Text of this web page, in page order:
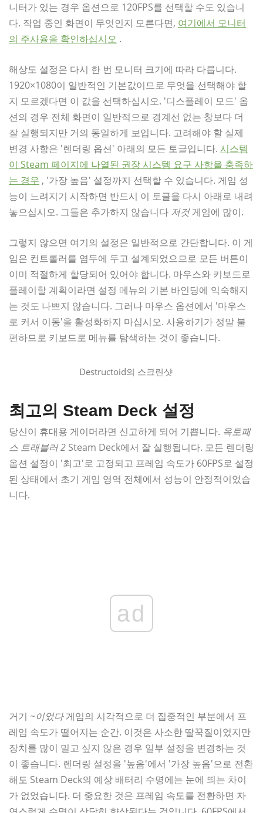
니터가 있는 경우 옵션으로 120FPS를 선택할 수도 있습니
다. 작업 중인 화면이 무엇인지 모른다면, 여기에서 모니터
의 주사율을 확인하십시오 .
해상도 설정은 다시 한 번 모니터 크기에 따라 다릅니다.
1920×1080이 일반적인 기본값이므로 무엇을 선택해야 할
지 모르겠다면 이 값을 선택하십시오. '디스플레이 모드' 옵
션의 경우 전체 화면이 일반적으로 경계선 없는 창보다 더
잘 실행되지만 거의 동일하게 보입니다. 고려해야 할 실제
변경 사항은 '렌더링 옵션' 아래의 모든 토글입니다. 시스템
이 Steam 페이지에 나열된 권장 시스템 요구 사항을 충족하
는 경우 , '가장 높음' 설정까지 선택할 수 있습니다. 게임 성
능이 느려지기 시작하면 반드시 이 토글을 다시 아래로 내려
놓으십시오. 그들은 추가하지 않습니다 저것게임에 많이.
그렇지 않으면 여기의 설정은 일반적으로 간단합니다. 이 게
임은 컨트롤러를 염두에 두고 설계되었으므로 모든 버튼이
이미 적절하게 할당되어 있어야 합니다. 마우스와 키보드로
플레이할 계획이라면 설정 메뉴의 기본 바인딩에 익숙해지
는 것도 나쁘지 않습니다. 그러나 마우스 옵션에서 '마우스
로 커서 이동'을 활성화하지 마십시오. 사용하기가 정말 불
편하므로 키보드로 메뉴를 탐색하는 것이 좋습니다.
Destructoid의 스크린샷
최고의 Steam Deck 설정
당신이 휴대용 게이머라면 신고하게 되어 기쁩니다. 옥토패
스 트래블러 2 Steam Deck에서 잘 실행됩니다. 모든 렌더링
옵션 설정이 '최고'로 고정되고 프레임 속도가 60FPS로 설정
된 상태에서 초기 게임 영역 전체에서 성능이 안정적이었습
니다.
ad
거기 ~이었다게임의 시각적으로 더 집중적인 부분에서 프
레임 속도가 떨어지는 순간. 이것은 사소한 딸꾹질이었지만
장치를 많이 밀고 싶지 않은 경우 일부 설정을 변경하는 것
이 좋습니다. 렌더링 설정을 '높음'에서 '가장 높음'으로 전환
해도 Steam Deck의 예상 배터리 수명에는 눈에 띄는 차이
가 없었습니다. 더 중요한 것은 프레임 속도를 전환하면 자